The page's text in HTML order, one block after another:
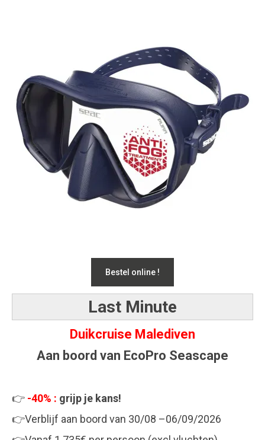
Bestel online !
Last Minute
Duikcruise Malediven
Aan boord van EcoPro Seascape
👉 -40% : grijp je kans!
👉Verblijf aan boord van 30/08 –06/09/2026